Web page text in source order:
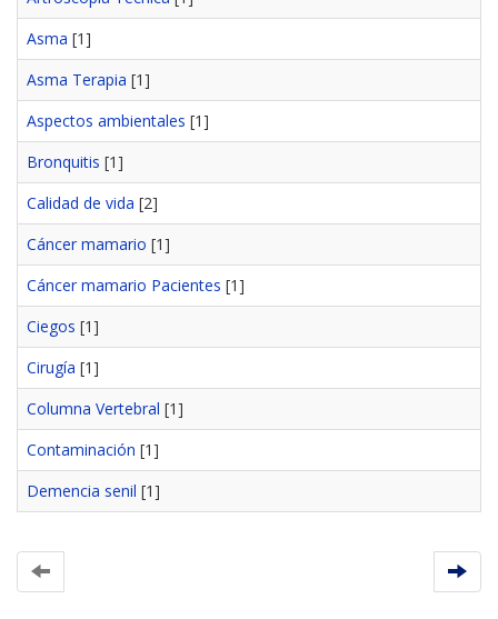
Asma [1]
Asma Terapia [1]
Aspectos ambientales [1]
Bronquitis [1]
Calidad de vida [2]
Cáncer mamario [1]
Cáncer mamario Pacientes [1]
Ciegos [1]
Cirugía [1]
Columna Vertebral [1]
Contaminación [1]
Demencia senil [1]